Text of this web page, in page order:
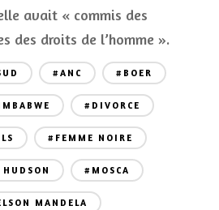
avait « commis des
des droits de l’homme ».
#ANC #BOER
#DIVORCE
#FEMME NOIRE
#MOSCA
MANDELA